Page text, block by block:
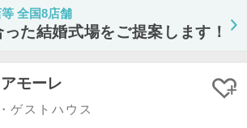
全国8店舗
た結婚式場をご提案します！
モーレ
ゲストハウス